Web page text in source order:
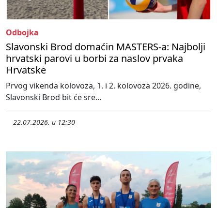
Odbojka
Slavonski Brod domaćin MASTERS-a: Najbolji
hrvatski parovi u borbi za naslov prvaka
Hrvatske
Prvog vikenda kolovoza, 1. i 2. kolovoza 2026. godine,
Slavonski Brod bit će sre...
22.07.2026. u 12:30